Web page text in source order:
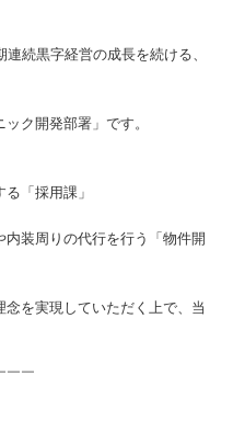
続黒字経営の成長を続ける、
ク開発部署」です。
「採用課」
装周りの代行を行う「物件開
念を実現していただく上で、当
￣￣